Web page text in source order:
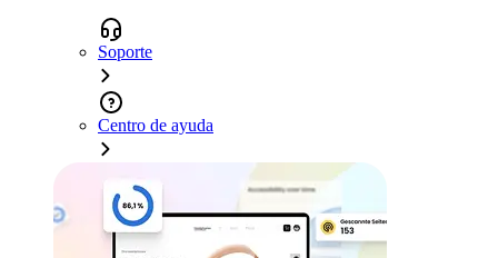
Soporte
Centro de ayuda